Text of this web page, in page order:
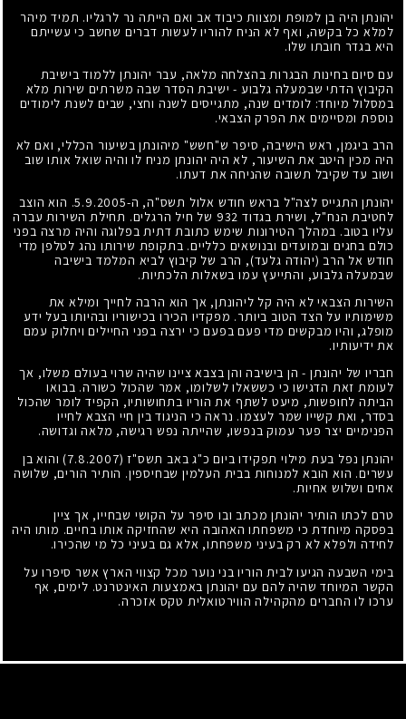
יהונתן היה בן למופת ומצוות כיבוד אב ואם הייתה נר לרגליו. תמיד מיהר
למלא כל בקשה, ואף לא הניח להוריו לעשות דברים שחשב כי עשייתם
היא בגדר חובתו שלו.
עם סיום בחינות הבגרות בהצלחה מלאה, עבר יהונתן ללמוד בישיבת
הקיבוץ הדתי שבמעלה גלבוע - ישיבת הסדר שבה משרתים שירות מלא
במסלול מיוחד: לומדים שנה, מתגייסים לשנה וחצי, שבים לשנת לימודים
נוספת ומסיימים את הפרק הצבאי.
הרב ביגמן, ראש הישיבה, סיפר ש"חשש" מיהונתן בשיעור הכללי, ואם לא
היה מכין היטב את השיעור, לא היה יהונתן מניח לו והיה שואל אותו שוב
ושוב עד שקיבל תשובה שהניחה את דעתו.
יהונתן התגייס לצה"ל בראש חודש אלול תשס"ה, ה-5.9.2005. הוא הוצב
לחטיבת הנח"ל, ושירת בגדוד 932 של חיל הרגלים. תחילת השירות עברה
עליו בטוב. במהלך הטירונות שימש כתובת דתית בפלוגה והיה מרצה בפני
כולם בחגים ובמועדים ובנושאים כלליים. בתקופת שירותו נהג לטלפן מדי
חודש אל הרב (יהודה גלעד), הרב של קיבוץ לביא המלמד בישיבה
שבמעלה גלבוע, והתייעץ עמו בשאלות הלכתיות.
השירות הצבאי לא היה קל ליהונתן, אך הוא הרבה לחייך ומילא את
משימותיו על הצד הטוב ביותר. מפקדיו הכירו בכישוריו ובהיותו בעל ידע
מופלג, והיו מבקשים מדי פעם בפעם כי ירצה בפני החיילים ויחלוק עמם
את ידיעותיו.
חבריו של יהונתן - הן בישיבה והן בצבא ציינו שהיה שרוי בעולם משלו, אך
לעומת זאת הדגישו כי כששאלו לשלומו, אמר שהכול כשורה. בבואו
הביתה לחופשות, מיעט לשתף את הוריו בתחושותיו, הקפיד לומר שהכול
בסדר, ואת קשייו שמר לעצמו. נראה כי הניגוד בין חיי הצבא לחייו
הפנימיים יצר פער עמוק בנפשו, שהייתה נפש רגישה, מלאה וגדושה.
יהונתן נפל בעת מילוי תפקידו ביום כ"ג באב תשס"ז (7.8.2007)
והוא בן
עשרים. הוא הובא למנוחות בבית העלמין שבחיספין. הותיר הורים, שלושה
אחים ושלוש אחיות.
טרם לכתו הותיר יהונתן מכתב ובו סיפר על הקושי שבחייו, אך ציין
בפסקה מיוחדת כי משפחתו האהובה היא שהחזיקה אותו בחיים. מותו היה
לחידה ולפלא לא רק בעיני משפחתו, אלא גם בעיני כל מי שהכירו.
בימי השבעה הגיעו לבית הוריו בני נוער מכל קצווי הארץ אשר סיפרו על
הקשר המיוחד שהיה להם עם יהונתן באמצעות האינטרנט. לימים, אף
ערכו לו החברים מהקהילה הווירטואלית טקס אזכרה.